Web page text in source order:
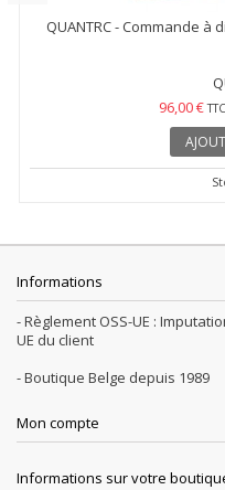
QUANTRC - Commande
96,00 € TTC
Informations
- Règlement OSS-UE :
UE du client
- Boutique Belge depuis 1989
Mon compte
Informations sur votre